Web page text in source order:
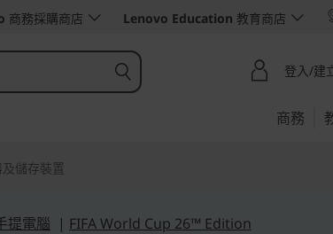
商務採購商店 Lenovo Education 教育商店
登入/建
商務
儲存裝置
提電腦 | FIFA World Cup 26™ Edition